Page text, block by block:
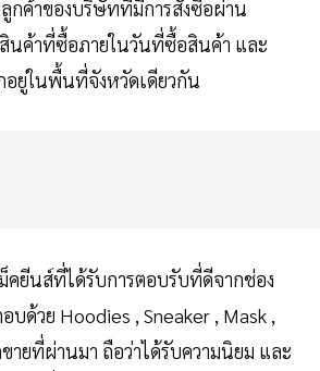
กค้าของบริษัทที่มีการสั่งซื้อผ่าน
นค้าที่ซื้อภายในวันที่ซื้อสินค้า และ
อยู่ในพื้นที่จังหวัดเดียวกัน
คยีนส์ที่ได้รับการตอบรับที่ดีจากช่อง
บด้วย Hoodies , Sneaker , Mask ,
ายที่ผ่านมา ถือว่าได้รับความนิยม และ